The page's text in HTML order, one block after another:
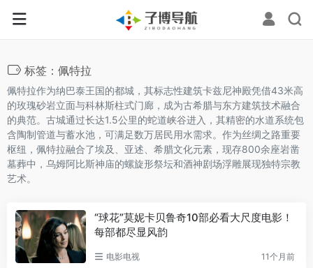
标签：佩特拉
佩特拉作为纳巴泰王国的都城，其标志性建筑卡兹尼神殿凭借43米高
的玫瑰砂岩立面与科林斯柱式门廊，成为古希腊与东方建筑技术融合
的典范。古城通过长达1.5公里的蛇道峡谷进入，其精密的水道系统包
含陶制管道与蓄水池，可满足数万居民用水需求。作为丝绸之路重要
枢纽，佩特拉融合了埃及、亚述、希腊文化元素，现存800余座岩凿
墓葬中，乌姆阿比斯神庙的螺旋形祭坛和酒神剧场浮雕展现独特宗教
艺术。
“球花”莫妮卡贝鲁奇10部必看大尺度电影！
每部都尽显风韵
电影电视 11个月前